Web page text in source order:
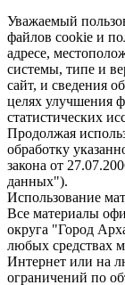
Уважаемый
файлов cookie и
адресе,
системы, типе и
сайт, и сведения
целях улучшения
статистических
Продолжая
обработку
закона от
данных").
Использование
Все материалы
округа "Город
любых средствах
Интернет или на
ограничений по